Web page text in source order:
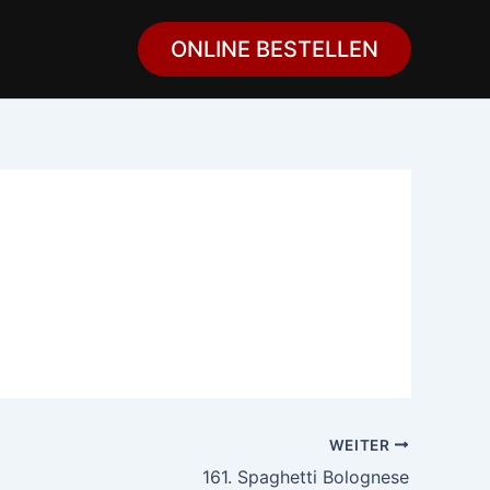
ONLINE BESTELLEN
WEITER
161. Spaghetti Bolognese